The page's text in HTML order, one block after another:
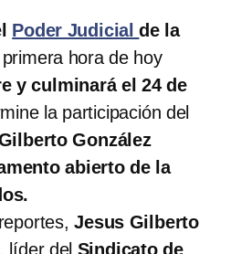
Poder Judicialde la
hora de hoy
y culminará el 24 de
la participación del
González
abierto de la
Jesus Gilberto
, líder del Sindicato de